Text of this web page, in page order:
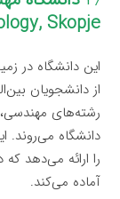
Skopje)
این دانشگاه در
از دانشجویان
رشته‌های مهندسی،
دانشگاه می‌روند.
را ارائه می‌دهد
آماده می‌کند.